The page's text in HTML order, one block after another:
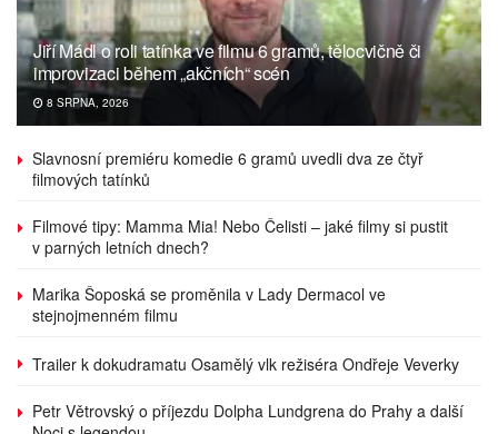
Jiří Mádl o roli tatínka ve filmu 6 gramů, tělocvičně či
improvizaci během „akčních“ scén
8 SRPNA, 2026
Slavnosní premiéru komedie 6 gramů uvedli dva ze čtyř
filmových tatínků
Filmové tipy: Mamma Mia! Nebo Čelisti – jaké filmy si pustit
v parných letních dnech?
Marika Šoposká se proměnila v Lady Dermacol ve
stejnojmenném filmu
Trailer k dokudramatu Osamělý vlk režiséra Ondřeje Veverky
Petr Větrovský o příjezdu Dolpha Lundgrena do Prahy a další